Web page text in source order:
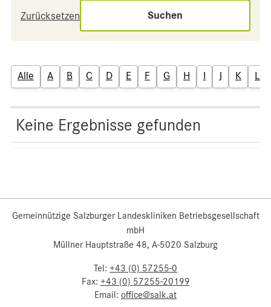
Zurücksetzen Suchen
Alle A B C D E F G H I J K L
Keine Ergebnisse gefunden
Gemeinnützige Salzburger Landeskliniken Betriebsgesellschaft
mbH
Müllner Hauptstraße 48, A-5020 Salzburg
Tel: +43 (0) 57255-0
Fax: +43 (0) 57255-20199
Email: office@salk.at